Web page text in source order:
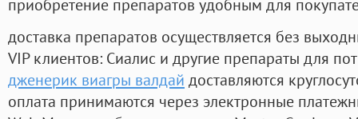
приобретение препаратов удобным для
доставка препаратов осуществляется без
VIP клиентов: Сиалис и другие препараты для
дженерик виагры валдай доставляются
оплата принимаются через электронные